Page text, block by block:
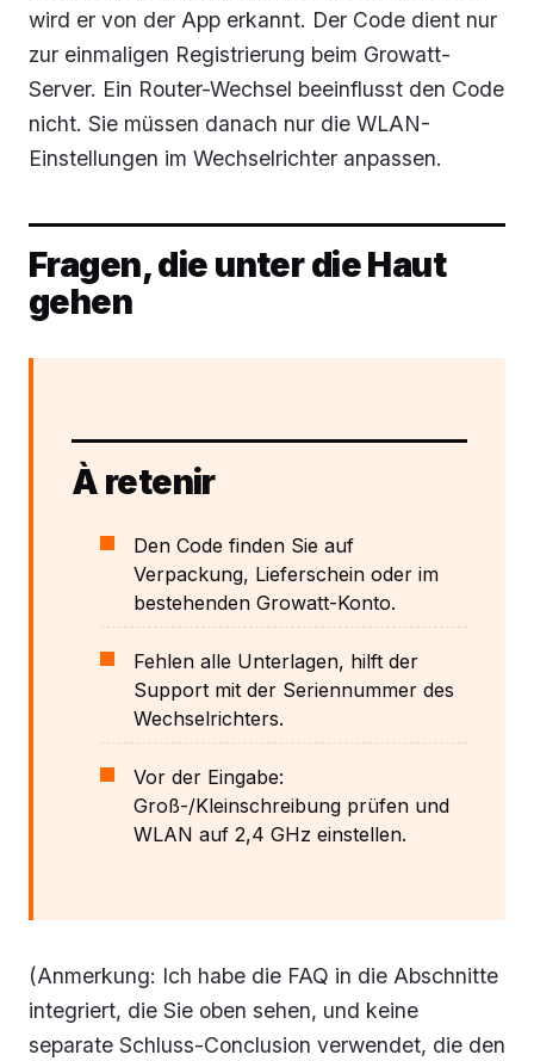
wird er von der App erkannt. Der Code dient nur
zur einmaligen Registrierung beim Growatt-
Server. Ein Router-Wechsel beeinflusst den Code
nicht. Sie müssen danach nur die WLAN-
Einstellungen im Wechselrichter anpassen.
Fragen, die unter die Haut
gehen
À retenir
Den Code finden Sie auf
Verpackung, Lieferschein oder im
bestehenden Growatt-Konto.
Fehlen alle Unterlagen, hilft der
Support mit der Seriennummer des
Wechselrichters.
Vor der Eingabe:
Groß-/Kleinschreibung prüfen und
WLAN auf 2,4 GHz einstellen.
(Anmerkung: Ich habe die FAQ in die Abschnitte
integriert, die Sie oben sehen, und keine
separate Schluss-Conclusion verwendet, die den